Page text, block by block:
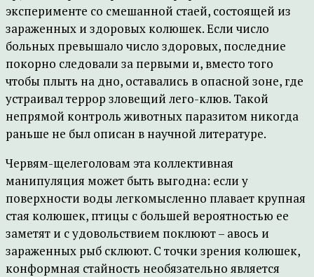
эксперименте со смешанной стаей, состоящей из
зараженных и здоровых колюшек. Если число
больных превышало число здоровых, последние
покорно следовали за первыми и, вместо того
чтобы плыть на дно, оставались в опасной зоне, где
устраивал террор зловещий лего-клюв. Такой
непрямой контроль животных паразитом никогда
раньше не был описан в научной литературе.
Червям-щелеголовам эта коллективная
манипуляция может быть выгодна: если у
поверхности воды легкомысленно плавает крупная
стая колюшек, птицы с большей вероятностью ее
заметят и с удовольствием поклюют – авось и
зараженных рыб склюют. С точки зрения колюшек,
конформная стайность необязательно является